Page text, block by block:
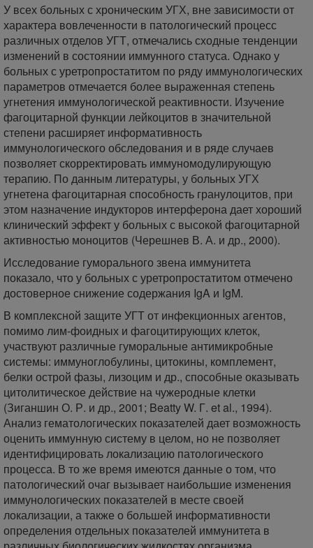
У всех больных с хроническим УГХ, вне зависимости от
характера вовлеченности в патологический процесс
различных отделов УГТ, отмечались сходные тенденции
изменений в состоянии иммунного статуса. Однако у
больных с уретропростатитом по ряду иммунологических
параметров отмечается более выраженная степень
угнетения иммунологической реактивности. Изучение
фагоцитарной функции лейкоцитов в значительной
степени расширяет информативность
иммунологического обследования и в ряде случаев
позволяет скорректировать иммуномодулирующую
терапию. По данным литературы, у больных УГХ
угнетена фагоцитарная способность гранулоцитов, при
этом назначение индукторов интерферона дает хороший
клинический эффект у больных с высокой фагоцитарной
активностью моноцитов (Черешнев В. А. и др., 2000).
Исследование гуморального звена иммунитета
показало, что у больных с уретропростатитом отмечено
достоверное снижение содержания IgA и IgM.
В комплексной защите УГТ от инфекционных агентов,
помимо лим-фоидных и фагоцитирующих клеток,
участвуют различные гуморальные антимикробные
системы: иммуноглобулины, цитокины, комплемент,
белки острой фазы, лизоцим и др., способные оказывать
цитолитическое действие на чужеродные клетки
(Зиганшин О. Р. и др., 2001; Beatty W. Г. et al., 1994).
Анализ гематологических показателей дает возможность
оценить иммунную систему в целом, но не позволяет
идентифицировать локализацию патологического
процесса. В то же время имеются данные о том, что
патологический очаг вызывает наибольшие изменения
иммунологических показателей в месте своей
локализации, а также о большей информативности
определения отдельных показателей иммунитета в